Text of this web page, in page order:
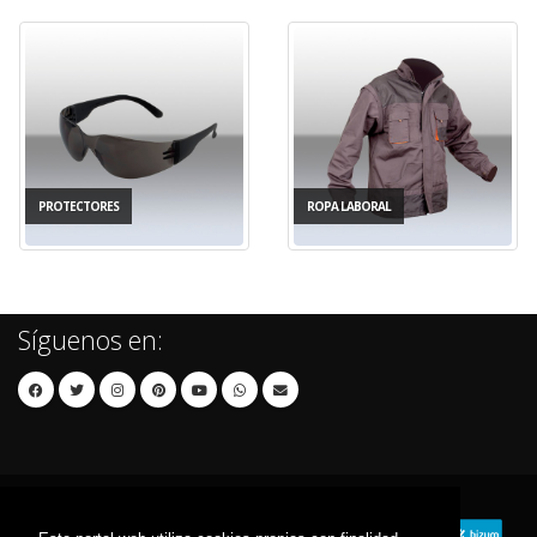
PROTECTORES ROPA LABORAL
Síguenos en: